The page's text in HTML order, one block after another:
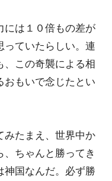
は１０倍もの差が
ていたらしい。連
この奇襲による相
もいで念じたとい
みたまえ、世界中か
ちゃんと勝ってき
国なんだ。必ず勝